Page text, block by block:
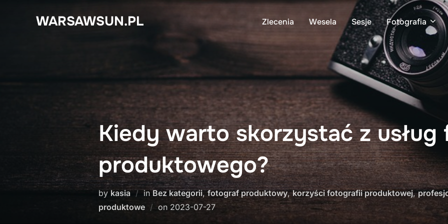
WARSAWSUN.PL Zlecenia Wesela Sesje Fotografia
Kiedy warto skorzystać z
produktowego?
bykasia inBez kategorii,fotograf produktowy,korzyści fotografii produktowej,
produktowe
on Posted
2023-07-27